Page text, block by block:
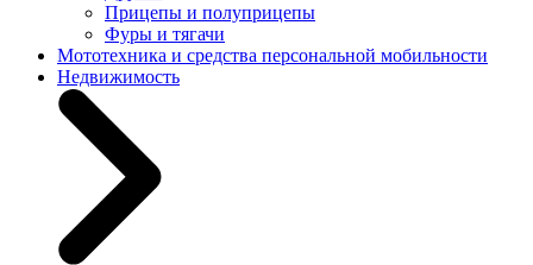
Прицепы и полуприцепы
Фуры и тягачи
Мототехника и средства персональной мобильности
Недвижимость